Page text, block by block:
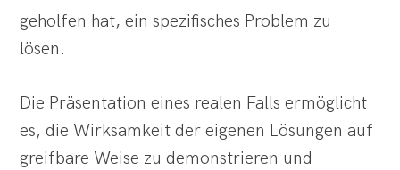
geholfen hat, ein spezifisches Problem zu
lösen.
Die Präsentation eines realen Falls ermöglicht
es, die Wirksamkeit der eigenen Lösungen auf
greifbare Weise zu demonstrieren und